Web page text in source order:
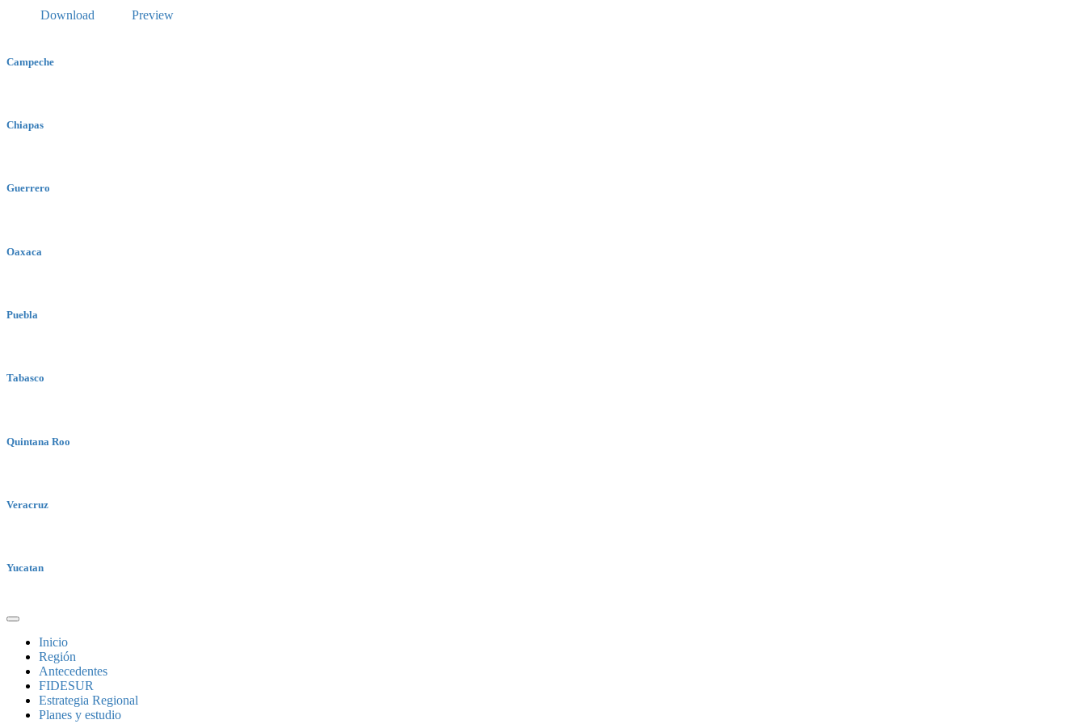
Download Preview
Campeche
Chiapas
Guerrero
Oaxaca
Puebla
Tabasco
Quintana Roo
Veracruz
Yucatan
Inicio
Región
Antecedentes
FIDESUR
Estrategia Regional
Planes y estudio